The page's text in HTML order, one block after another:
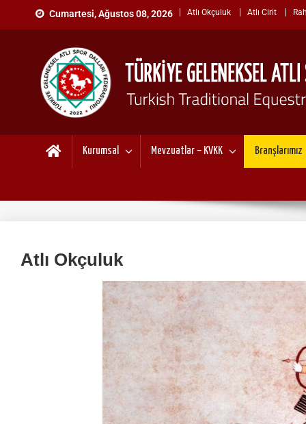
Cumartesi, Ağustos 08, 2026 Atlı Okçuluk Atlı Cirit
TÜRKİYE GELENEKSEL
"Gelenekten, Geleceğe "
Kurumsal Mevzuatlar – KVKK Branşlarımız
Atlı Okçuluk